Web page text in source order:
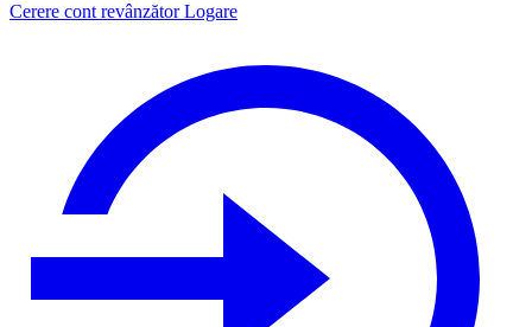
Cerere cont revânzător Logare